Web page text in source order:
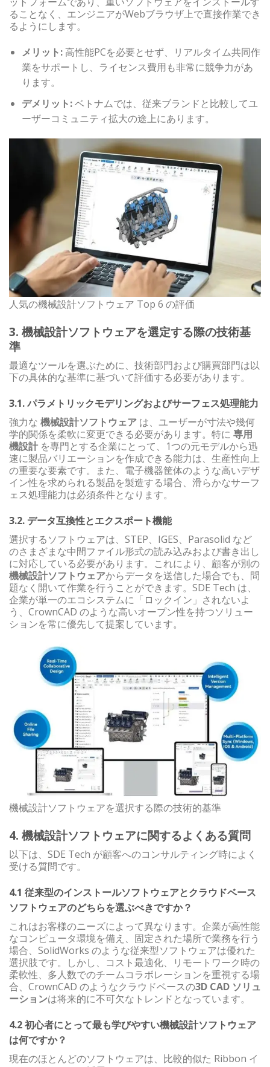
ることなく、エンジニアがWebブラウザ上で直接作業でき
るようにします。
メリット:高性能PCを必要とせず、リアルタイム共同作
業をサポートし、ライセンス費用も非常に競争力があ
ります。
デメリット:ベトナムでは、従来ブランドと比較してユ
ーザーコミュニティ拡大の途上にあります。
人気の機械設計ソフトウェア Top 6 の評価
3. 機械設計ソフトウェアを選定する際の技術基
準
最適なツールを選ぶために、技術部門および購買部門は以
下の具体的な基準に基づいて評価する必要があります。
3.1. パラメトリックモデリングおよびサーフェス処理能力
強力な 機械設計ソフトウェア は、ユーザーが寸法や幾何
学的関係を柔軟に変更できる必要があります。特に 専用
機設計 を専門とする企業にとって、1つの元モデルから迅
速に製品バリエーションを作成できる能力は、生産性向上
の重要な要素です。また、電子機器筐体のような高いデザ
イン性を求められる製品を製造する場合、滑らかなサーフ
ェス処理能力は必須条件となります。
3.2. データ互換性とエクスポート機能
選択するソフトウェアは、STEP、IGES、Parasolid など
のさまざまな中間ファイル形式の読み込みおよび書き出し
に対応している必要があります。これにより、顧客が別の
機械設計ソフトウェアからデータを送信した場合でも、問
題なく開いて作業を行うことができます。SDE Tech は、
企業が単一のエコシステムに「ロックイン」されないよ
う、CrownCAD のような高いオープン性を持つソリュー
ションを常に優先して提案しています。
機械設計ソフトウェアを選択する際の技術的基準
4. 機械設計ソフトウェアに関するよくある質問
以下は、SDE Tech が顧客へのコンサルティング時によく
受ける質問です。
4.1 従来型のインストールソフトウェアとクラウドベース
ソフトウェアのどちらを選ぶべきですか？
これはお客様のニーズによって異なります。企業が高性能
なコンピュータ環境を備え、固定された場所で業務を行う
場合、SolidWorks のような従来型ソフトウェアは優れた
選択肢です。しかし、コスト最適化、リモートワーク時の
柔軟性、多人数でのチームコラボレーションを重視する場
合、CrownCAD のようなクラウドベースの3D CAD ソリュ
ーションは将来的に不可欠なトレンドとなっています。
4.2 初心者にとって最も学びやすい機械設計ソフトウェア
は何ですか？
現在のほとんどのソフトウェアは、比較的似た Ribbon イ